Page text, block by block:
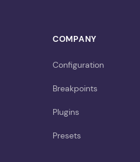
COMPANY
Configuration
Breakpoints
Plugins
Presets